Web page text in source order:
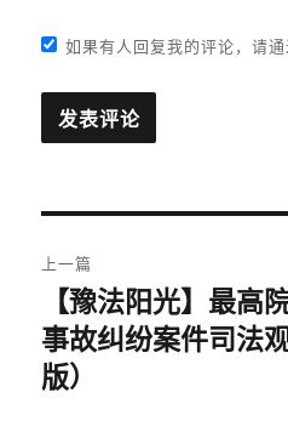
如果有人回复我的评论，请通
章
导
航
上一篇
篇
文
【豫法阳光】最高
事故纠纷案件司法
版）